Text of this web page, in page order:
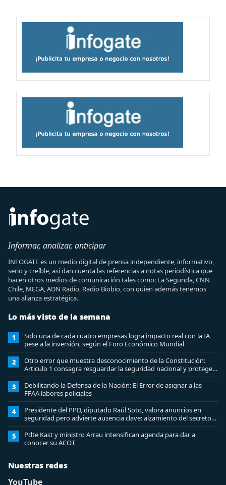
Informar, analizar, anticipar
INFOGATE es un medio digital de prensa independiente, informativo,
serio y creíble, así dan cuenta las referencias a notas periodística que
hacen otros medios de comunicación tales como: La Segunda, CNN
Chile, MEGA, ADN Radio, Radio Biobio, con quien además tenemos
una alianza estratégica.
Lo más visto de la semana
1
Solo una de cada cuatro empresas logra impacto real con la IA
pese a la inversión, según el Foro Económico Mundial
2
Otro error que muestra desconocimiento de la Constitución:
Articulo 1 consagra resguardar la seguridad nacional y proteger
a los ciudadanos
3
Debilitando la Defensa de la Nación: El Error de asignar a las
FFAA labores policiales
4
Presidente del PPD, diputado Raúl Soto, valora anuncios en
seguridad pero advierte ausencia clave: alzamiento del secreto
bancario
5
Pdte Kast y ministro Arrau intensifican agenda para dar a
conocer su ACOT
Nuestras redes
YouTube